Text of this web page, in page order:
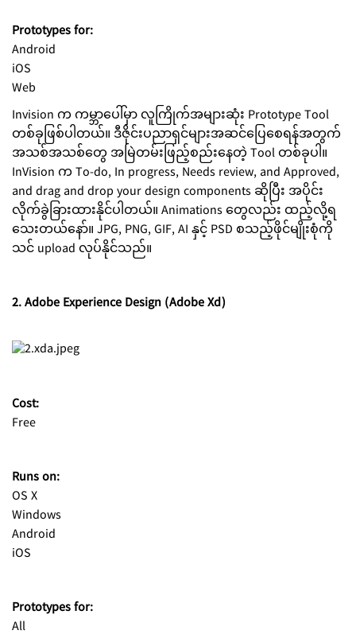
Prototypes for:
Android
iOS
Web
Invision က ကမ္ဘာပေါ်မှာ လူကြိုက်အများဆုံး Prototype Tool
တစ်ခုဖြစ်ပါတယ်။ ဒီဇိုင်းပညာရှင်များအဆင်ပြေစေရန်အတွက်
အသစ်အသစ်တွေ အမြဲတမ်းဖြည့်စည်းနေတဲ့ Tool တစ်ခုပါ။
InVision က To-do, In progress, Needs review, and Approved,
and drag and drop your design components ဆိုပြီး အပိုင်း
လိုက်ခွဲခြားထားနိုင်ပါတယ်။ Animations တွေလည်း ထည့်လို့ရ
သေးတယ်နော်။ JPG, PNG, GIF, AI နှင့် PSD စသည့်ဖိုင်မျိုးစုံကို
သင် upload လုပ်နိုင်သည်။
2. Adobe Experience Design (Adobe Xd)
Cost:
Free
Runs on:
OS X
Windows
Android
iOS
Prototypes for:
All